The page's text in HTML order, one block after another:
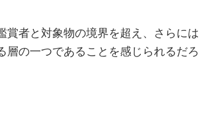
賞者と対象物の境界を超え、さらには
の一つであることを感じられるだろ